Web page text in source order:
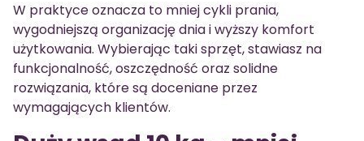
W praktyce oznacza to mniej cykli prania,
wygodniejszą organizację dnia i wyższy komfort
użytkowania. Wybierając taki sprzęt, stawiasz na
funkcjonalność, oszczędność oraz solidne
rozwiązania, które są doceniane przez
wymagających klientów.